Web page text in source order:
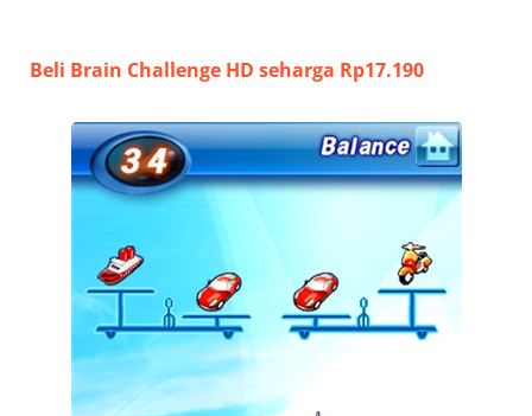
Beli Brain Challenge HD seharga Rp17.190